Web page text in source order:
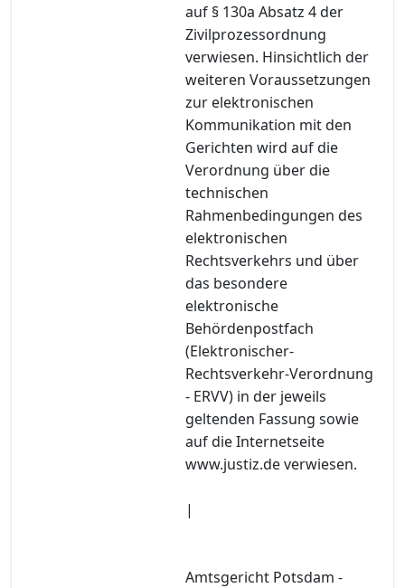
auf § 130a Absatz 4 der
Zivilprozessordnung
verwiesen. Hinsichtlich der
weiteren Voraussetzungen
zur elektronischen
Kommunikation mit den
Gerichten wird auf die
Verordnung über die
technischen
Rahmenbedingungen des
elektronischen
Rechtsverkehrs und über
das besondere
elektronische
Behördenpostfach
(Elektronischer-
Rechtsverkehr-Verordnung
- ERVV) in der jeweils
geltenden Fassung sowie
auf die Internetseite
www.justiz.de verwiesen.
|
Amtsgericht Potsdam -